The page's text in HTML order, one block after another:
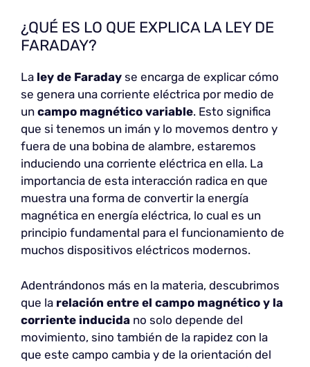
¿QUÉ ES LO QUE EXPLICA LA LEY DE
FARADAY?
La ley de Faraday se encarga de explicar cómo
se genera una corriente eléctrica por medio de
un campo magnético variable. Esto significa
que si tenemos un imán y lo movemos dentro y
fuera de una bobina de alambre, estaremos
induciendo una corriente eléctrica en ella. La
importancia de esta interacción radica en que
muestra una forma de convertir la energía
magnética en energía eléctrica, lo cual es un
principio fundamental para el funcionamiento de
muchos dispositivos eléctricos modernos.
Adentrándonos más en la materia, descubrimos
que la relación entre el campo magnético y la
corriente inducida no solo depende del
movimiento, sino también de la rapidez con la
que este campo cambia y de la orientación del